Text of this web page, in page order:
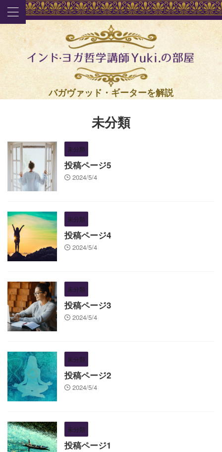
バガヴァッド・ギーターを解説
未分類
未分類
投稿ページ5
2024/5/4
未分類
投稿ページ4
2024/5/4
未分類
投稿ページ3
2024/5/4
未分類
投稿ページ2
2024/5/4
未分類
投稿ページ1